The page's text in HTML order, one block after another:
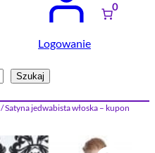
Logowanie
0
Szukaj
/ Satyna jedwabista włoska – kupon